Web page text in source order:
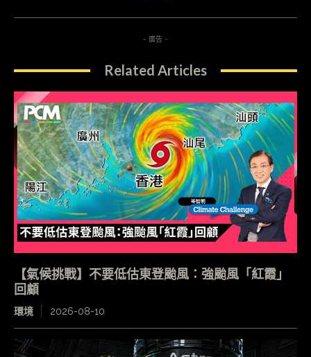
- 廣告 -
Related Articles
【氣候挑戰】不要低估東登颱風：強颱風「紅霞」
回顧
環境 2026-08-10